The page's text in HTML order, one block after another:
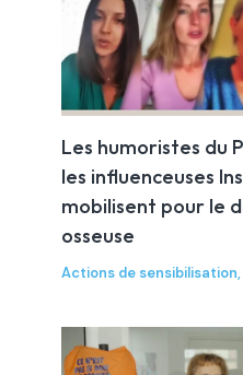
Les humoristes du
les influenceuses
mobilisent pour le
osseuse
Actions de sensibilisation,